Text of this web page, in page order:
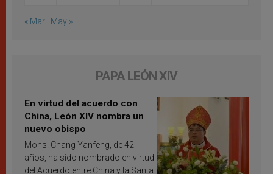
« Mar May »
PAPA LEÓN XIV
En virtud del acuerdo con
China, León XIV nombra un
nuevo obispo
Mons. Chang Yanfeng, de 42
años, ha sido nombrado en virtud
del Acuerdo entre China y la Santa